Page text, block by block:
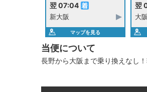
翌 07:04
新大阪
マップを見る
翌
大
当便について
長野から大阪まで乗り換えなし